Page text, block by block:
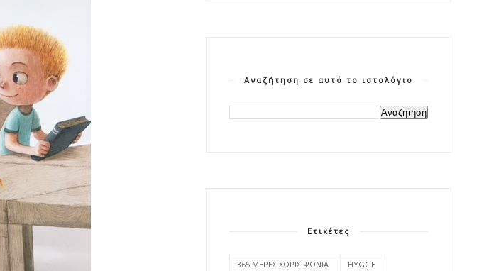
Αναζήτηση σε αυτό το ιστολόγιο
Ετικέτες
365 ΜΕΡΕΣ ΧΩΡΙΣ ΨΩΝΙΑ HYGGE